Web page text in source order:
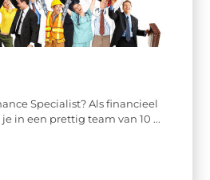
Specialist? Als financieel
in een prettig team van 10 ...